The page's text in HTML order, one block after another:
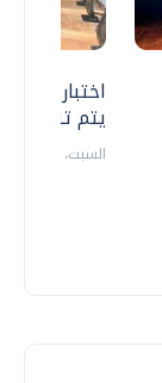
اختبارات
يتم
السبت، 18 يوليو 2026 09:22 ص